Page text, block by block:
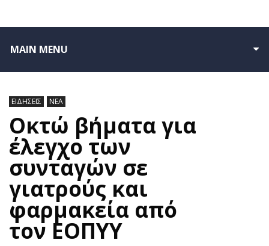
MAIN MENU
ΕΙΔΗΣΕΙΣ ΝΕΑ
Οκτώ βήματα για
έλεγχο των
συνταγών σε
γιατρούς και
φαρμακεία από
τον ΕΟΠΥΥ